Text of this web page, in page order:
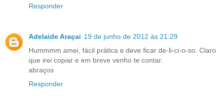
Responder
Adelaide Araçai 19 de junho de 2012 às 21:29
Hummmm amei, fácil prática e deve ficar de-li-ci-o-so. Claro
que irei copiar e em breve venho te contar.
abraços
Responder